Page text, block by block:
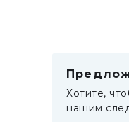
Хотите,
нашим